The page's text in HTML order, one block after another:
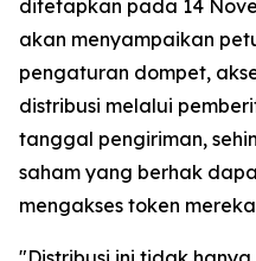
ditetapkan pada 14
akan menyampaikan
pengaturan dompet,
distribusi melalui
tanggal pengiriman,
saham yang berhak
mengakses token